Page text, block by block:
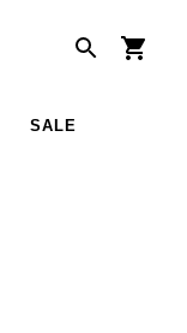
SALE